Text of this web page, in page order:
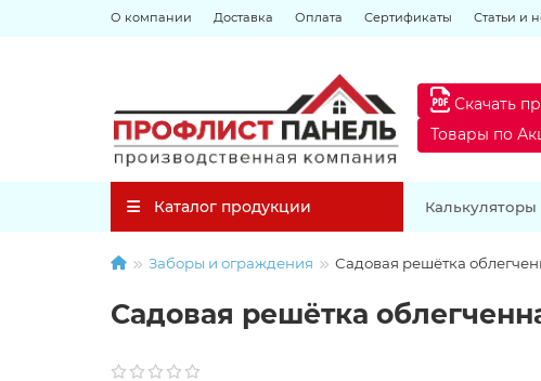
О компании Доставка Оплата Сертификаты Статьи и
Скачать
Товары по
Каталог продукции Калькуляторы
Заборы и ограждения Садовая решётка
Садовая решётка